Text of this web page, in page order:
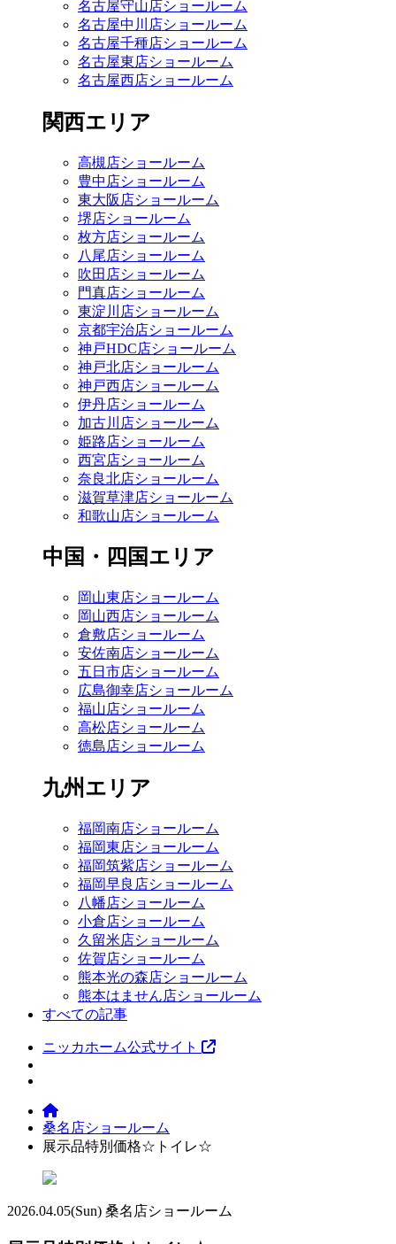
名古屋守山店ショールーム
名古屋中川店ショールーム
名古屋千種店ショールーム
名古屋東店ショールーム
名古屋西店ショールーム
関西エリア
高槻店ショールーム
豊中店ショールーム
東大阪店ショールーム
堺店ショールーム
枚方店ショールーム
八尾店ショールーム
吹田店ショールーム
門真店ショールーム
東淀川店ショールーム
京都宇治店ショールーム
神戸HDC店ショールーム
神戸北店ショールーム
神戸西店ショールーム
伊丹店ショールーム
加古川店ショールーム
姫路店ショールーム
西宮店ショールーム
奈良北店ショールーム
滋賀草津店ショールーム
和歌山店ショールーム
中国・四国エリア
岡山東店ショールーム
岡山西店ショールーム
倉敷店ショールーム
安佐南店ショールーム
五日市店ショールーム
広島御幸店ショールーム
福山店ショールーム
高松店ショールーム
徳島店ショールーム
九州エリア
福岡南店ショールーム
福岡東店ショールーム
福岡筑紫店ショールーム
福岡早良店ショールーム
八幡店ショールーム
小倉店ショールーム
久留米店ショールーム
佐賀店ショールーム
熊本光の森店ショールーム
熊本はません店ショールーム
すべての記事
ニッカホーム公式サイト
桑名店ショールーム
展示品特別価格☆トイレ☆
2026.04.05(Sun) 桑名店ショールーム